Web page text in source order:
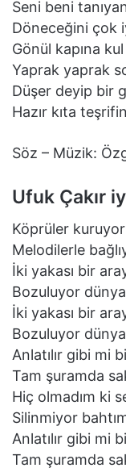
Seni beni
Döneceğini çok
Gönül kapına
Yaprak yaprak
Düşer deyip bir
Hazır kıta
Söz – Müzik:
Ufuk Çakır
Köprüler
Melodilerle
İki yakası bir
Bozuluyor
İki yakası bir
Bozuluyor
Anlatılır gibi mi
Tam şuramda
Hiç olmadım ki
Silinmiyor
Anlatılır gibi mi
Tam şuramda